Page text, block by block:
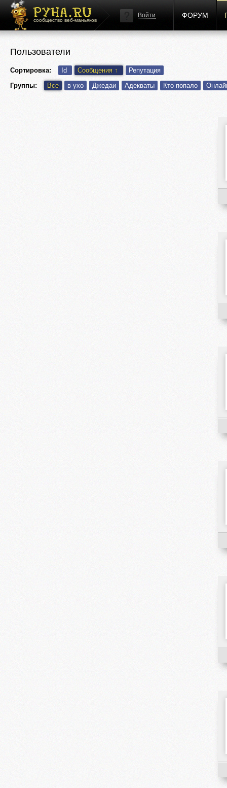
сообщество веб-маньяков
Войти ФОРУМ
Пользователи
Сортировка: Id Сообщения ↑
Репутация
Группы:
Все в ухо Джедаи Адекваты Кто попало